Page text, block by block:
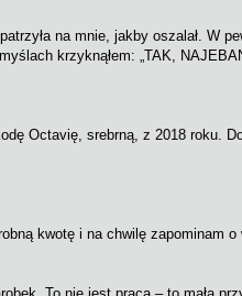
na mnie, jakby oszalał. W
krzyknąłem: „TAK,
Octavię, srebrną, z 2018 roku.
kwotę i na chwilę zapominam